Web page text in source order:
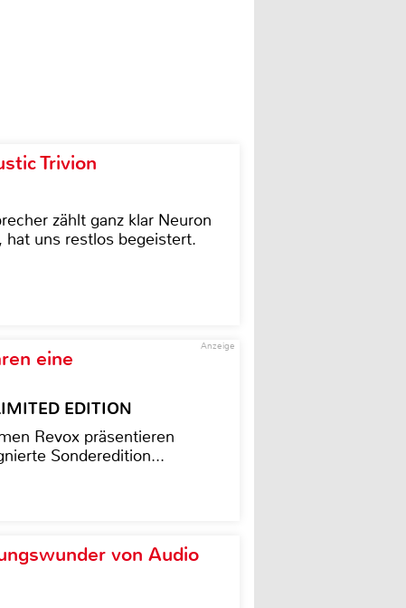
Trivion
zählt ganz klar Neuron
hat uns restlos begeistert.
Anzeige
eine
EDITION
Revox präsentieren
Sonderedition...
von Audio